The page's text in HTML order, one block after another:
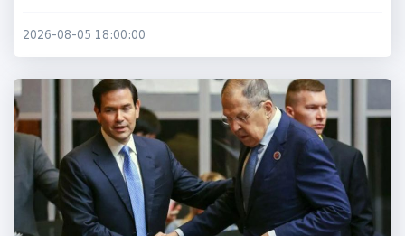
2026-08-05 18:00:00